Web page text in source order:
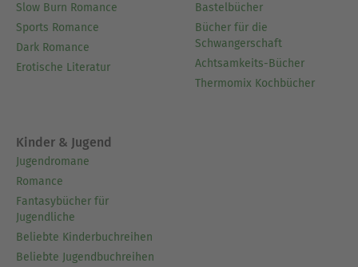
Slow Burn Romance
Sports Romance
Dark Romance
Erotische Literatur
Bastelbücher
Bücher für die
Schwangerschaft
Achtsamkeits-Bücher
Thermomix Kochbücher
Kinder & Jugend
Jugendromane
Romance
Fantasybücher für
Jugendliche
Beliebte Kinderbuchreihen
Beliebte Jugendbuchreihen